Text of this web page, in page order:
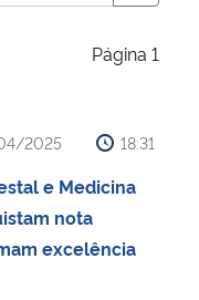
Página 1
2025 18:31
e Medicina
nota
excelência